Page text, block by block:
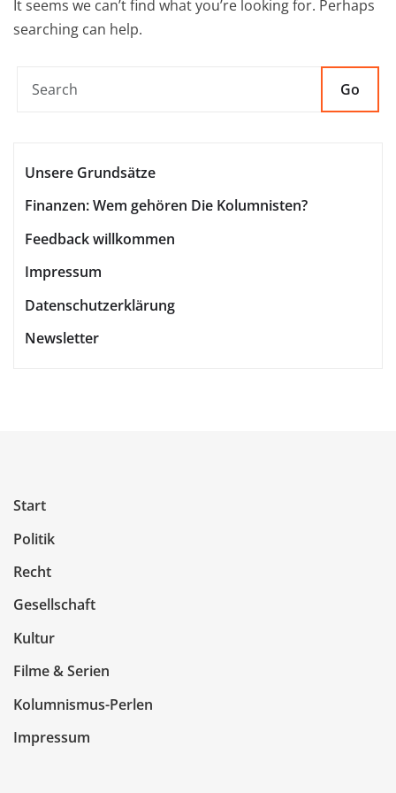
It seems we can’t find what you’re looking for. Perhaps
searching can help.
Go
Unsere Grundsätze
Finanzen: Wem gehören Die Kolumnisten?
Feedback willkommen
Impressum
Datenschutzerklärung
Newsletter
Start
Politik
Recht
Gesellschaft
Kultur
Filme & Serien
Kolumnismus-Perlen
Impressum